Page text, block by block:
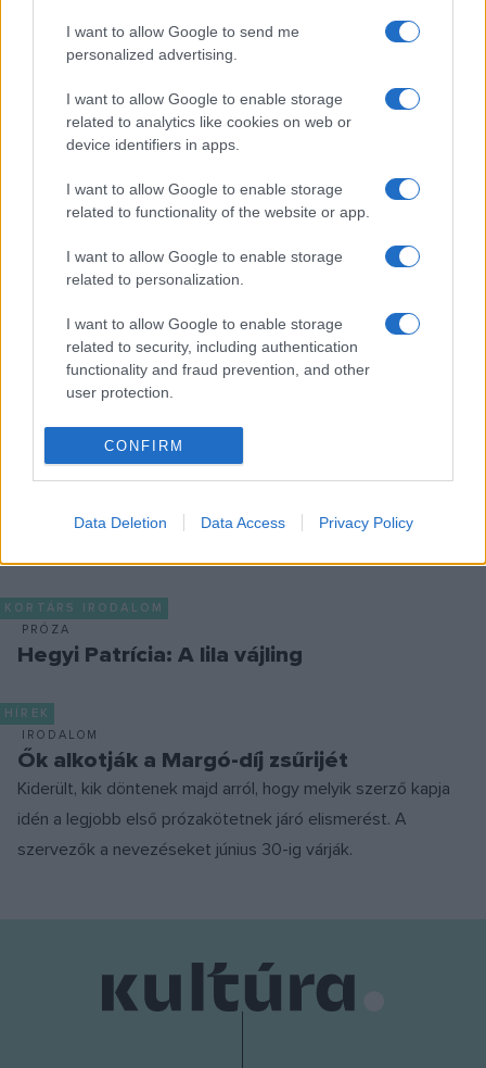
I want to allow Google to send me
personalized advertising.
I want to allow Google to enable storage
related to analytics like cookies on web or
device identifiers in apps.
I want to allow Google to enable storage
related to functionality of the website or app.
I want to allow Google to enable storage
related to personalization.
I want to allow Google to enable storage
related to security, including authentication
functionality and fraud prevention, and other
user protection.
CONFIRM
Data Deletion Data Access Privacy Policy
EZ IS ÉRDEKELHETI
PROGRAM
Erre a tíz kérdésre biztosan választ kapsz
az Irodalmi Szigligeten!
otthonává válik: augusztus 22-én az Irodalmi Szigliget egész
napos programsorozatán egyszerre elevenedik meg a múlt
és válnak hallhatóvá a jövő hangjai.
Németországban ismerték el Visky
András regényét
A Kossuth- és József Attila-díjas író Kitelepítés című
művének német kiadása, a Die Aussiedlung kapta a
KORTÁRS IRODALOM
PRÓZA
Hegyi Patrícia: A lila vájling
HÍREK
IRODALOM
Ők alkotják a Margó-díj zsűrijét
Kiderült, kik döntenek majd arról, hogy melyik szerző kapja
idén a legjobb első prózakötetnek járó elismerést. A
szervezők a nevezéseket június 30-ig várják.